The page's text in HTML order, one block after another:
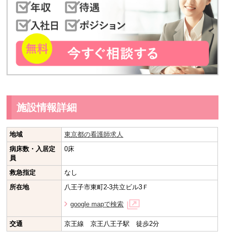
施設情報詳細
地域
東京都の看護師求人
病床数・入居定
員
0床
救急指定
なし
所在地
八王子市東町2-3共立ビル3Ｆ
google mapで検索
交通 京王線 京王八王子駅 徒歩2分